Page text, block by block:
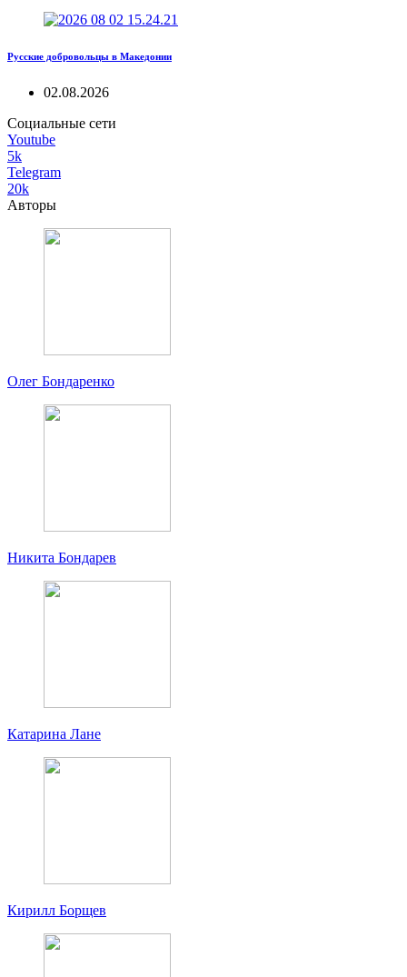
Русские добровольцы в Македонии
02.08.2026
Социальные сети
Youtube
5k
Telegram
20k
Авторы
Олег Бондаренко
Никита Бондарев
Катарина Лане
Кирилл Борщев